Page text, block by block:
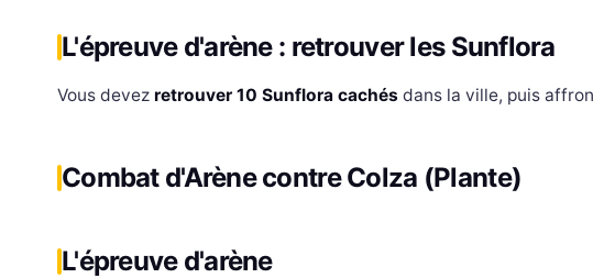
L'épreuve d'arène : retrouver les Sunflora
Vous devez retrouver 10 Sunflora cachés dans la ville, puis
Combat d'Arène contre Colza (Plante)
L'épreuve d'arène